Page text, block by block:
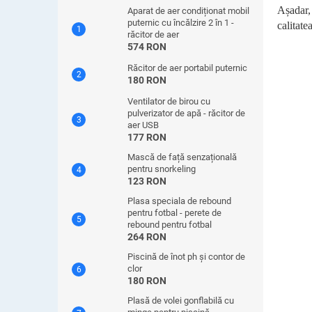
Aparat de aer condiționat mobil
puternic cu încălzire 2 în 1 -
răcitor de aer
574 RON
Răcitor de aer portabil puternic
180 RON
Ventilator de birou cu
pulverizator de apă - răcitor de
aer USB
177 RON
Mască de față senzațională
pentru snorkeling
123 RON
Plasa speciala de rebound
pentru fotbal - perete de
rebound pentru fotbal
264 RON
Piscină de înot ph și contor de
clor
180 RON
Plasă de volei gonflabilă cu